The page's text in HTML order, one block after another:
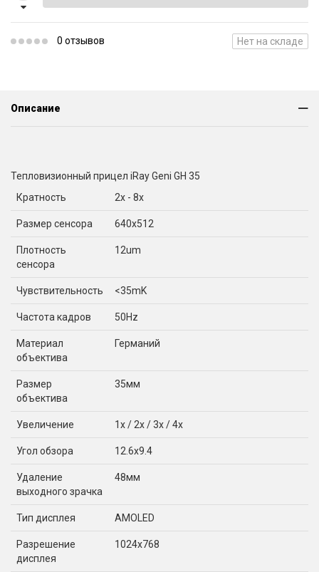
0 отзывов Нет на складе
Описание
Тепловизионный прицел iRay Geni GH 35
Кратность
2x - 8x
Размер сенсора 640x512
Плотность
сенсора
12um
Чувствительность <35mK
Частота кадров 50Hz
Материал
объектива
Германий
Размер
объектива
35мм
Увеличение 1x / 2x / 3x / 4x
Угол обзора 12.6x9.4
Удаление
выходного зрачка
48мм
Тип дисплея AMOLED
Разрешение
дисплея
1024x768